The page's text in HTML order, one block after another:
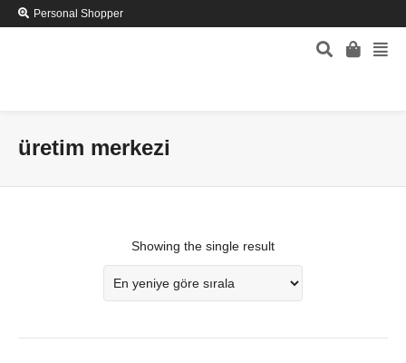
Personal Shopper
üretim merkezi
Showing the single result